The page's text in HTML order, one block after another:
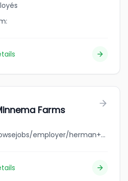
Farms
jobbank.gc.ca/browsejobs/employer/herman+minnema+farms/ca